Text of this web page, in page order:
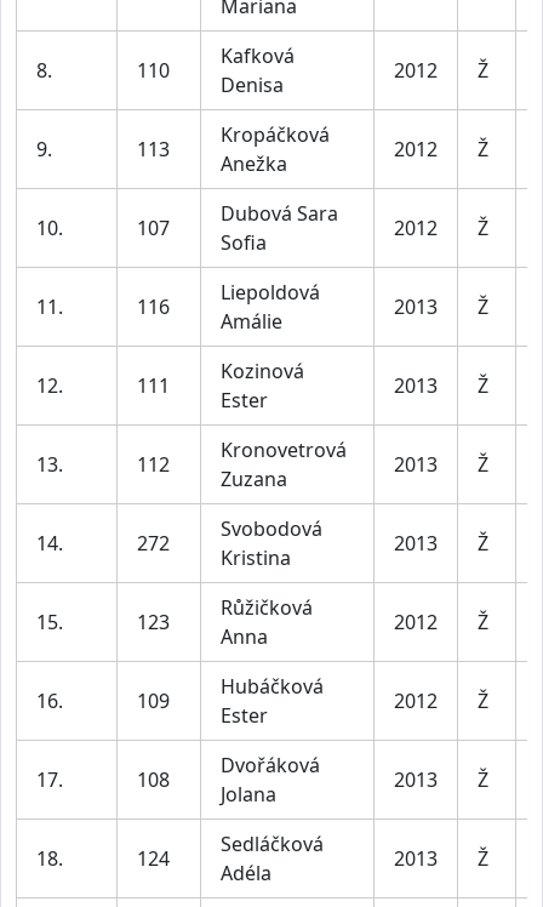
Mariana
8. 110
Kafková
Denisa
2012 Ž
9. 113
Kropáčková
Anežka
2012 Ž
10. 107
Dubová Sara
Sofia
2012 Ž
11. 116
Liepoldová
Amálie
2013 Ž
12. 111
Kozinová
Ester
2013 Ž
13. 112
Kronovetrová
Zuzana
2013 Ž
14. 272
Svobodová
Kristina
2013 Ž
15. 123
Růžičková
Anna
2012 Ž
16. 109
Hubáčková
Ester
2012 Ž
17. 108
Dvořáková
Jolana
2013 Ž
18. 124
Sedláčková
Adéla
2013 Ž